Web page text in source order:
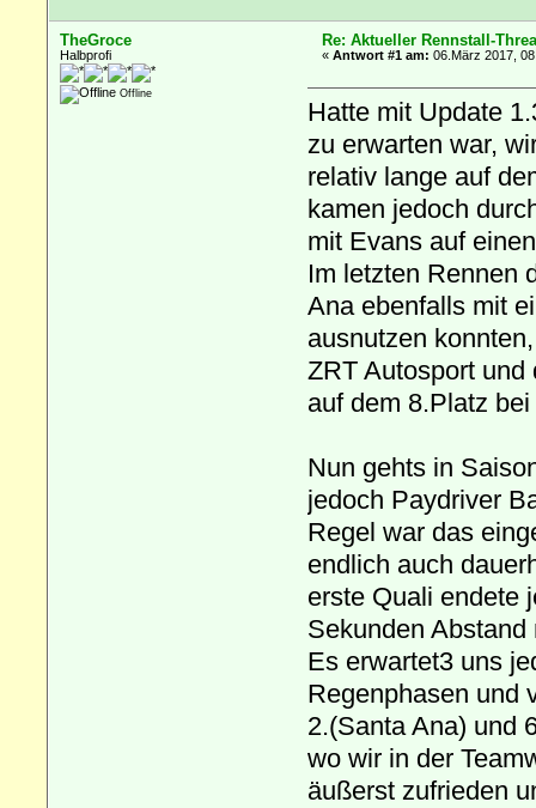
TheGroce
Halbprofi
Offline
Re: Aktueller Rennstall-
«Antwort #1 am: 06.März 2017,
Hatte mit Update
zu erwarten war,
relativ lange auf
kamen jedoch
mit Evans auf
Im letzten Rennen
Ana ebenfalls mit
ausnutzen
ZRT Autosport und
auf dem 8.Platz
Nun gehts in
jedoch Paydriver
Regel war das
endlich auch
erste Quali endete
Sekunden
Es erwartet3 uns
Regenphasen und
2.(Santa Ana) und
wo wir in der
äußerst zufrieden